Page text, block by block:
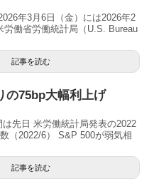
年3月6日（金）には2026年2
労働省労働統計局（U.S. Bureau
記事を読む
の75bp大幅利上げ
先日 米労働統計局発表の2022
（2022/6） S&P 500が弱気相
記事を読む